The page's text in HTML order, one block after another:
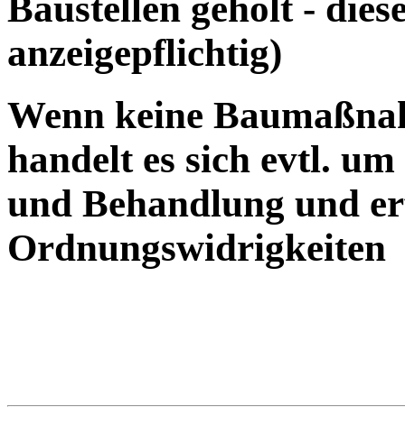
Baustellen geholt -
anzeigepflichtig)
Wenn keine
handelt es sich evtl.
und Behandlung und
Ordnungswidrigkeiten